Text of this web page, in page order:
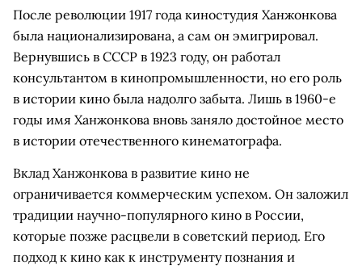
После революции 1917 года киностудия Ханжонкова
была национализирована, а сам он эмигрировал.
Вернувшись в СССР в 1923 году, он работал
консультантом в кинопромышленности, но его роль
в истории кино была надолго забыта. Лишь в 1960-е
годы имя Ханжонкова вновь заняло достойное место
в истории отечественного кинематографа.
Вклад Ханжонкова в развитие кино не
ограничивается коммерческим успехом. Он заложил
традиции научно-популярного кино в России,
которые позже расцвели в советский период. Его
подход к кино как к инструменту познания и